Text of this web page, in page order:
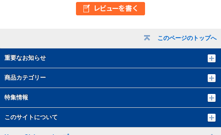
このページのトップへ
重要なお知らせ
商品カテゴリー
特集情報
このサイトについて